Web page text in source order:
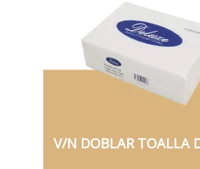
V/N DOBLAR TOALLA